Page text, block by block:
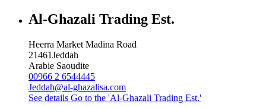
Al-Ghazali Trading Est.
Heerra Market Madina Road
21461Jeddah
Arabie Saoudite
00966 2 6544445
Jeddah@al-ghazalisa.com
See details Go to the 'Al-Ghazali Trading Est.'